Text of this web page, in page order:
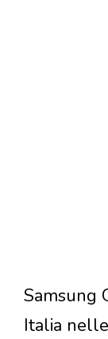
Samsung
Italia